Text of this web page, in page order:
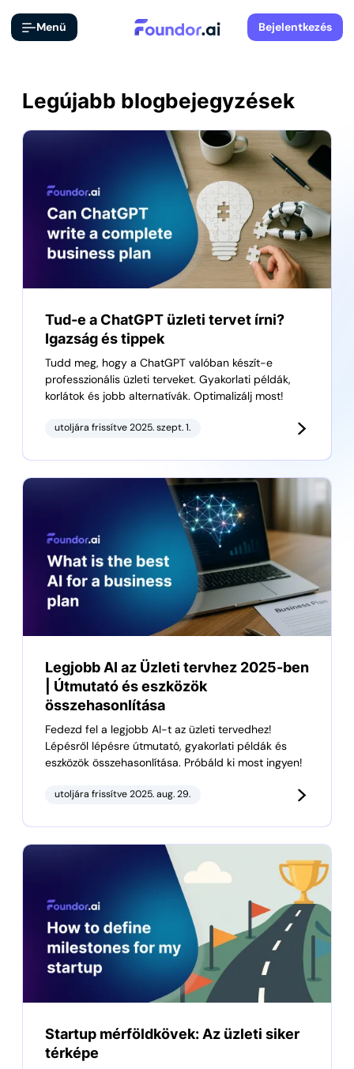
Menü Bejelentkezés
Legújabb blogbejegyzések
Tud-e a ChatGPT üzleti tervet írni?
Igazság és tippek
Tudd meg, hogy a ChatGPT valóban készít-e
professzionális üzleti terveket. Gyakorlati példák,
korlátok és jobb alternatívák. Optimalizálj most!
utoljára frissítve 2025. szept. 1.
Legjobb AI az Üzleti tervhez 2025-ben
| Útmutató és eszközök
összehasonlítása
Fedezd fel a legjobb AI-t az üzleti tervedhez!
Lépésről lépésre útmutató, gyakorlati példák és
eszközök összehasonlítása. Próbáld ki most ingyen!
utoljára frissítve 2025. aug. 29.
Startup mérföldkövek: Az üzleti siker
térképe